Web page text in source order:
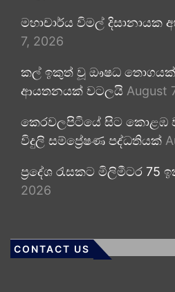
මහාචාර්ය විමල් දිසානායක
7, 2026
කල් ඉකුත් වූ ඖෂධ තොගයක්
ආයතනයක් වටලයි August
කෙරවලපිටියේ සිට කොළඹ
විදුලි සම්ප්‍රේෂණ පද්ධතියක්
ප්‍රදේශ රැසකට මිලිමීටර 75
2026
CONTACT US